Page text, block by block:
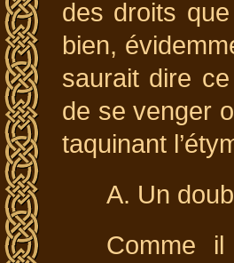
des droits
bien,
saurait dire
de se venger
taquinant
A. Un
Comme